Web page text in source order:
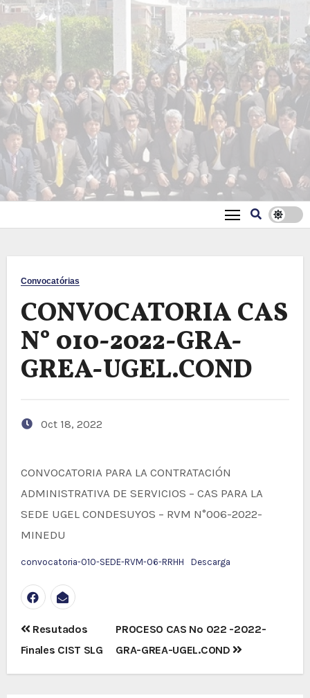
Convocatórias
CONVOCATORIA CAS
N° 010-2022-GRA-
GREA-UGEL.COND
Oct 18, 2022
CONVOCATORIA PARA LA CONTRATACIÓN
ADMINISTRATIVA DE SERVICIOS – CAS PARA LA
SEDE UGEL CONDESUYOS – RVM N°006-2022-
MINEDU
convocatoria-010-SEDE-RVM-06-RRHH Descarga
Navegación
de
entradas
Resutados
Finales CIST SLG
PROCESO CAS Nº 022 -2022-
GRA-GREA-UGEL.COND